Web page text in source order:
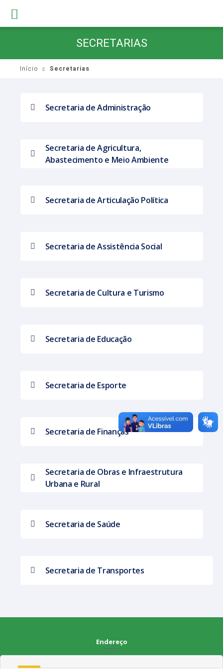
SECRETARIAS
Início Secretarias
Secretaria de Administração
Secretaria de Agricultura,
Abastecimento e Meio Ambiente
Secretaria de Articulação Política
Secretaria de Assistência Social
Secretaria de Cultura e Turismo
Secretaria de Educação
Secretaria de Esporte
Secretaria de Finanças
Secretaria de Obras e Infraestrutura
Urbana e Rural
Secretaria de Saúde
Secretaria de Transportes
Endereço
Rua Francisca Claudino Fernandes, 01 - Centro - CEP 58.928-000